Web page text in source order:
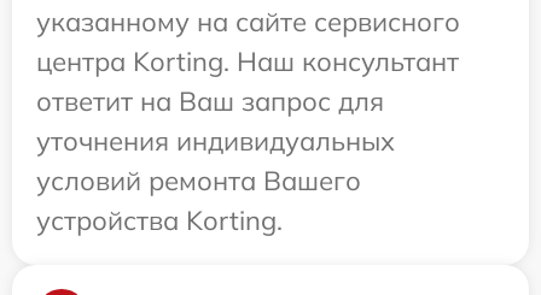
указанному на сайте сервисного
центра Korting. Наш консультант
ответит на Ваш запрос для
уточнения индивидуальных
условий ремонта Вашего
устройства Korting.